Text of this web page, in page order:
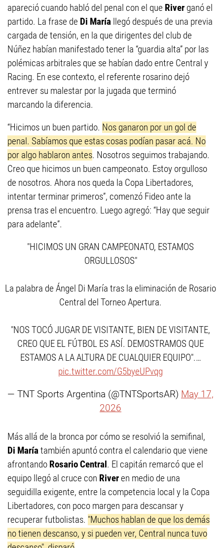
apareció cuando habló del penal con el que River ganó el
partido. La frase de Di María llegó después de una previa
cargada de tensión, en la que dirigentes del club de
Núñez habían manifestado tener la “guardia alta” por las
polémicas arbitrales que se habían dado entre Central y
Racing. En ese contexto, el referente rosarino dejó
entrever su malestar por la jugada que terminó
marcando la diferencia.
“Hicimos un buen partido. Nos ganaron por un gol de
penal. Sabíamos que estas cosas podían pasar acá. No
por algo hablaron antes. Nosotros seguimos trabajando.
Creo que hicimos un buen campeonato. Estoy orgulloso
de nosotros. Ahora nos queda la Copa Libertadores,
intentar terminar primeros”, comenzó Fideo ante la
prensa tras el encuentro. Luego agregó: “Hay que seguir
para adelante”.
"HICIMOS UN GRAN CAMPEONATO, ESTAMOS
ORGULLOSOS"
La palabra de Ángel Di María tras la eliminación de Rosario
Central del Torneo Apertura.
"NOS TOCÓ JUGAR DE VISITANTE, BIEN DE VISITANTE,
CREO QUE EL FÚTBOL ES ASÍ. DEMOSTRAMOS QUE
ESTAMOS A LA ALTURA DE CUALQUIER EQUIPO".…
pic.twitter.com/G5byeUPvqg
— TNT Sports Argentina (@TNTSportsAR) May 17,
2026
Más allá de la bronca por cómo se resolvió la semifinal,
Di Maríatambién apuntó contra el calendario que viene
afrontando Rosario Central. El capitán remarcó que el
equipo llegó al cruce con Riveren medio de una
seguidilla exigente, entre la competencia local y la Copa
Libertadores, con poco margen para descansar y
recuperar futbolistas. "Muchos hablan de que los demás
no tienen descanso, y si pueden ver, Central nunca tuvo